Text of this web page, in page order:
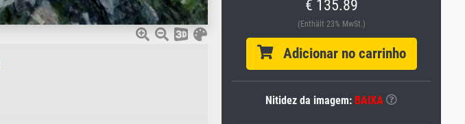
€ 135.89
(Enthält 23% MwSt.)
Adicionar no carrinho
Nitidez da imagem: BAIXA